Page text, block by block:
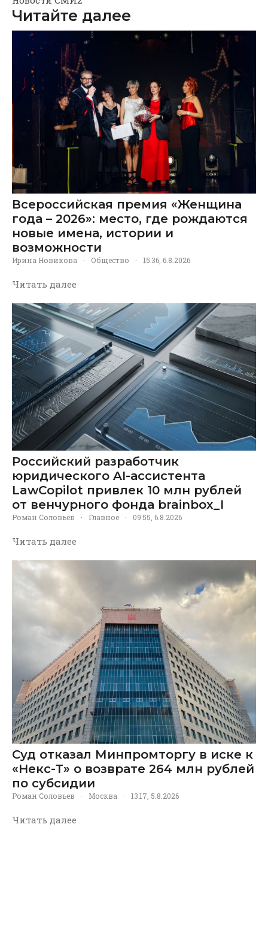
Читайте далее
Всероссийская премия «Женщина
года – 2026»: место, где рождаются
новые имена, истории и
возможности
Ирина Новикова · Общество · 15:36, 6.8.2026
Читать далее
Российский разработчик
юридического AI-ассистента
LawCopilot привлек 10 млн рублей
от венчурного фонда brainbox_I
Роман Соловьев · Главное · 09:55, 6.8.2026
Читать далее
Суд отказал Минпромторгу в иске к
«Некс-Т» о возврате 264 млн рублей
по субсидии
Роман Соловьев · Москва · 13:17, 5.8.2026
Читать далее